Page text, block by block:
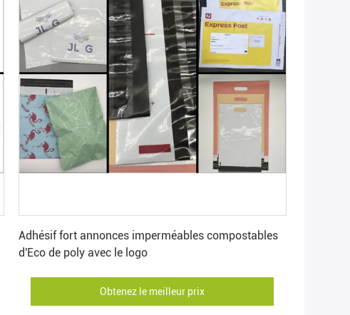
Adhésif fort annonces imperméables compostables
d'Eco de poly avec le logo
Obtenez le meilleur prix